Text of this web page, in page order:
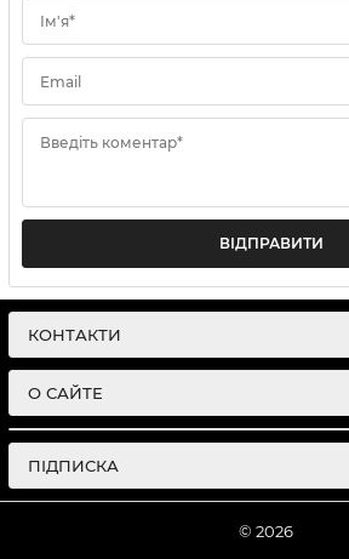
Ім'я*
Email
Введіть коментар*
ВІДПРАВИТИ
КОНТАКТИ
О САЙТЕ
ПІДПИСКА
© 2026